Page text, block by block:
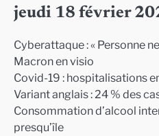
LINK
jeudi 18 février
Cyberattaque : « Personne
Macron en visio
Covid-19 : hospitalisations
Variant anglais : 24 % des
Consommation d’alcool
presqu’île